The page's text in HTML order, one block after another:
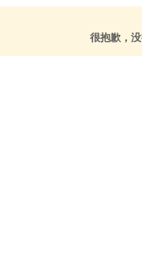
很抱歉，